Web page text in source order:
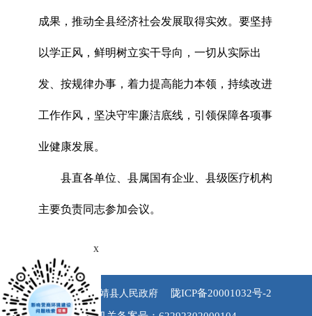
成果，推动全县经济社会发展取得实效。要坚持
以学正风，鲜明树立实干导向，一切从实际出
发、按规律办事，着力提高能力本领，持续改进
工作作风，坚决守牢廉洁底线，引领保障各项事
业健康发展。
县直各单位、县属国有企业、县级医疗机构
主要负责同志参加会议。
版权所有 永靖县人民政府 陇ICP备20001032号-2
x